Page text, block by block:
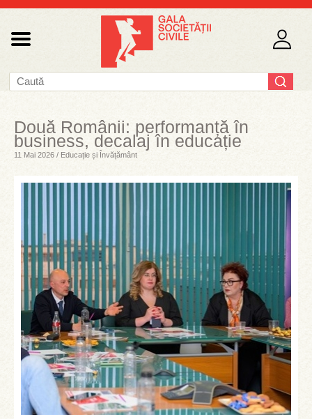
Două Românii: performanță în
business, decalaj în educație
11 Mai 2026 / Educație și Învățământ